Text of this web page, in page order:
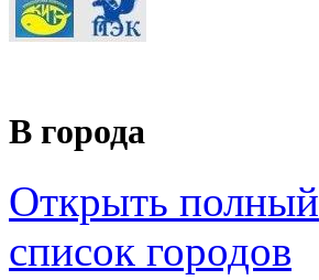
В города
Открыть полный
список городов